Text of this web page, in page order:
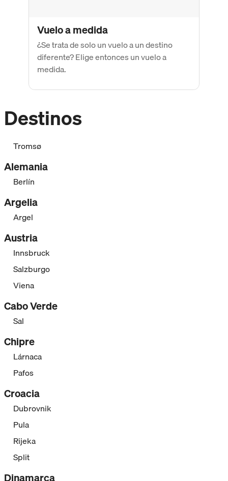
Vuelo a medida
¿Se trata de solo un vuelo a un destino
diferente? Elige entonces un vuelo a
medida.
Destinos
Tromsø
Alemania
Berlín
Argelia
Argel
Austria
Innsbruck
Salzburgo
Viena
Cabo Verde
Sal
Chipre
Lárnaca
Pafos
Croacia
Dubrovnik
Pula
Rijeka
Split
Dinamarca